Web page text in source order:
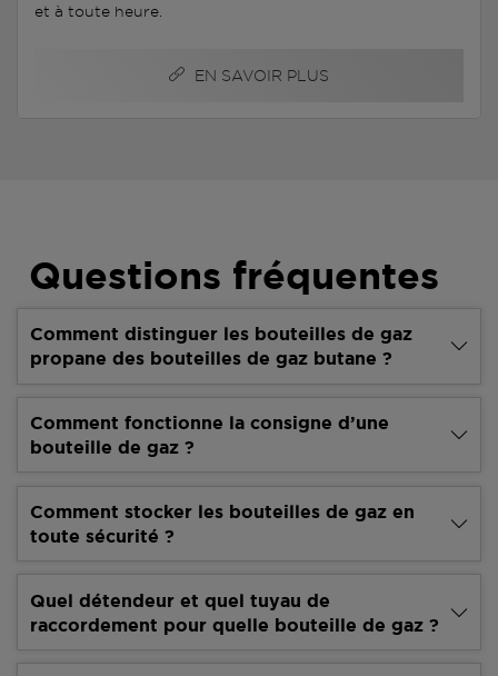
et à toute heure.
EN SAVOIR PLUS
Questions fréquentes
Comment distinguer les bouteilles de gaz
propane des bouteilles de gaz butane ?
Comment fonctionne la consigne d’une
bouteille de gaz ?
Comment stocker les bouteilles de gaz en
toute sécurité ?
Quel détendeur et quel tuyau de
raccordement pour quelle bouteille de gaz ?